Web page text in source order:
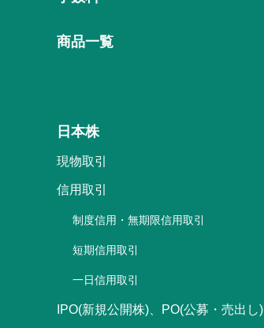
商品一覧
日本株
現物取引
信用取引
制度信用・無期限信用取引
短期信用取引
一日信用取引
IPO(新規公開株)、PO(公募・売出し)